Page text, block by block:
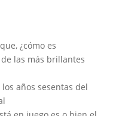
¿cómo es
las más brillantes
años sesentas del